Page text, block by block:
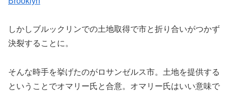
しかしブルックリンでの土地取得で市と折り合いがつかず
決裂することに。
そんな時手を挙げたのがロサンゼルス市。土地を提供する
ということでオマリー氏と合意。オマリー氏はいい意味で